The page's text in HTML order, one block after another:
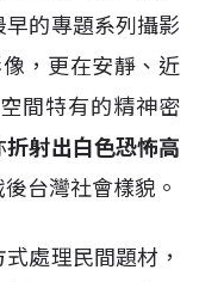
的專題系列攝影
，更在安靜、近
間特有的精神密
折射出白色恐怖高
後台灣社會樣貌。
處理民間題材，